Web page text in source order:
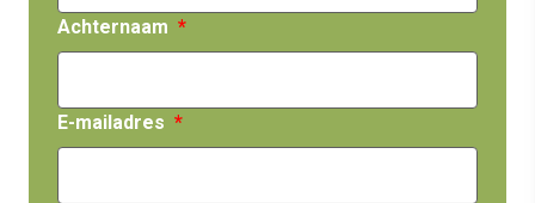
Achternaam
E-mailadres